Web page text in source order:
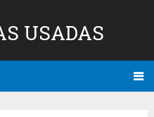
USADAS